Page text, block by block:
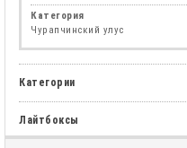
Категория
Чурапчинский улус
Категории
Лайтбоксы